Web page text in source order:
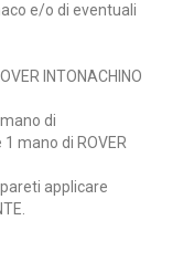
e/o di eventuali
INTONACHINO
di
mano di ROVER
applicare